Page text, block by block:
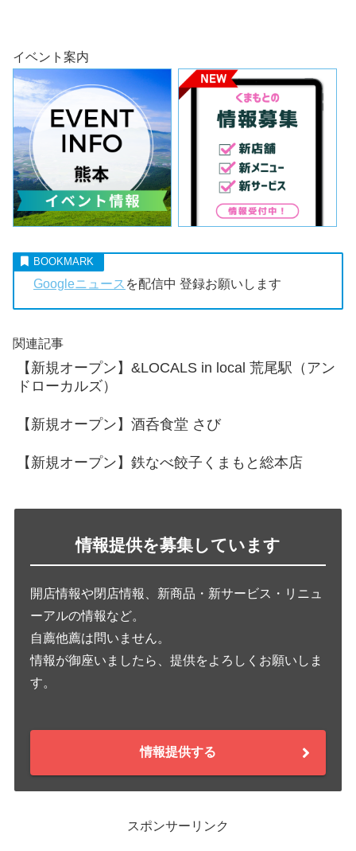
イベント案内
Googleニュース を配信中 登録お願いします
関連記事
【新規オープン】&LOCALS in local 荒尾駅（アン
ドローカルズ）
【新規オープン】酒呑食堂 さび
【新規オープン】鉄なべ餃子くまもと総本店
情報提供を募集しています
開店情報や閉店情報、新商品・新サービス・リニュ
ーアルの情報など。
自薦他薦は問いません。
情報が御座いましたら、提供をよろしくお願いしま
す。
情報提供する
スポンサーリンク